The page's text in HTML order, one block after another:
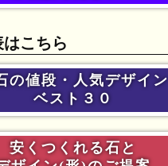
こちら
の値段・人気デザイン
ベスト３０
安くつくれる石と